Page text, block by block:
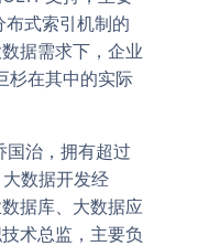
式索引机制的
据需求下，企业
杉在其中的实际
国治，拥有超过
数据开发经
据库、大数据应
术总监，主要负